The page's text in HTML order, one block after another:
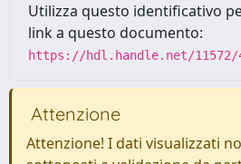
Utilizza questo identificativo
link a questo documento:
https://hdl.handle.net/11572/
Attenzione
Attenzione! I dati visualizzati